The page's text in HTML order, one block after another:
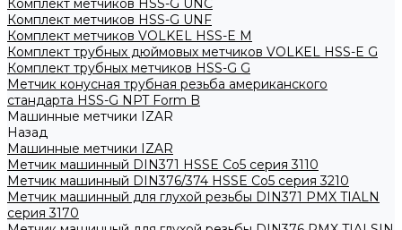
Комплект метчиков HSS-G UNC
Комплект метчиков HSS-G UNF
Комплект метчиков VOLKEL HSS-E M
Комплект трубных дюймовых метчиков VOLKEL HSS-E G
Комплект трубных метчиков HSS-G G
Метчик конусная трубная резьба американского
стандарта HSS-G NPT Form B
Машинные метчики IZAR
Назад
Машинные метчики IZAR
Метчик машинный DIN371 HSSE Co5 серия 3110
Метчик машинный DIN376/374 HSSE Co5 серия 3210
Метчик машинный для глухой резьбы DIN371 PMX TIALN
серия 3170